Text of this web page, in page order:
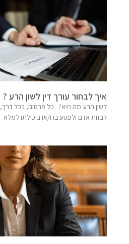
איך לבחור עורך דין לשון הרע ?
לשון הרע מה היא? כל פרסום, בכל דרך,
לבזות אדם ולפגוע בו ו/או ביכולתו למלא